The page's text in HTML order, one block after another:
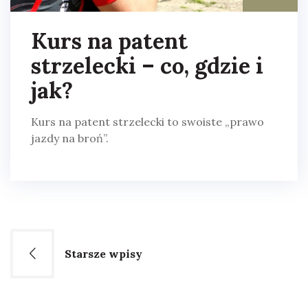
Kurs na patent
strzelecki – co, gdzie i
jak?
Kurs na patent strzelecki to swoiste „prawo
jazdy na broń”.
Nawigacja
Starsze wpisy